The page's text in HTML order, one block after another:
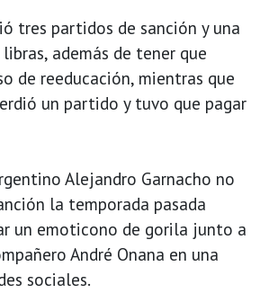
tres partidos de sanción y una
además de tener que
de reeducación, mientras que
un partido y tuvo que pagar
Alejandro Garnacho no
la temporada pasada
un emoticono de gorila junto a
André Onana en una
sociales.